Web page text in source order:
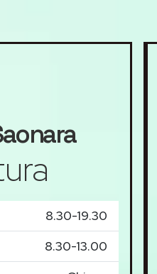
8.30-19.30
8.30-13.00